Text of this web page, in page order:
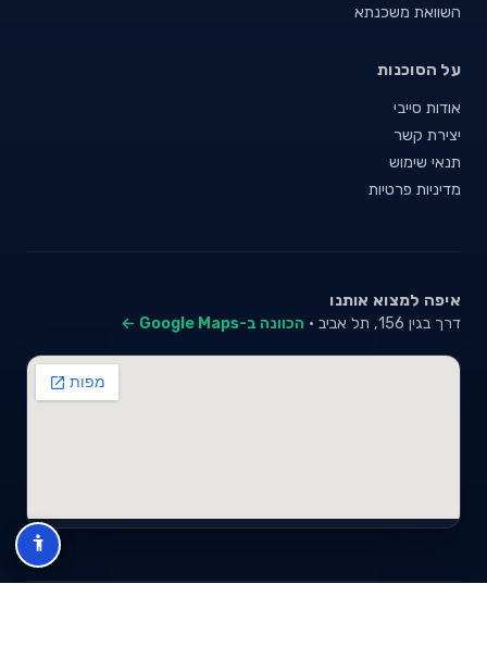
השוואת משכנתא
על הסוכנות
אודות סייבי
יצירת קשר
תנאי שימוש
מדיניות פרטיות
איפה למצוא אותנו
דרך בגין 156, תל אביב · הכוונה ב-Google Maps ←